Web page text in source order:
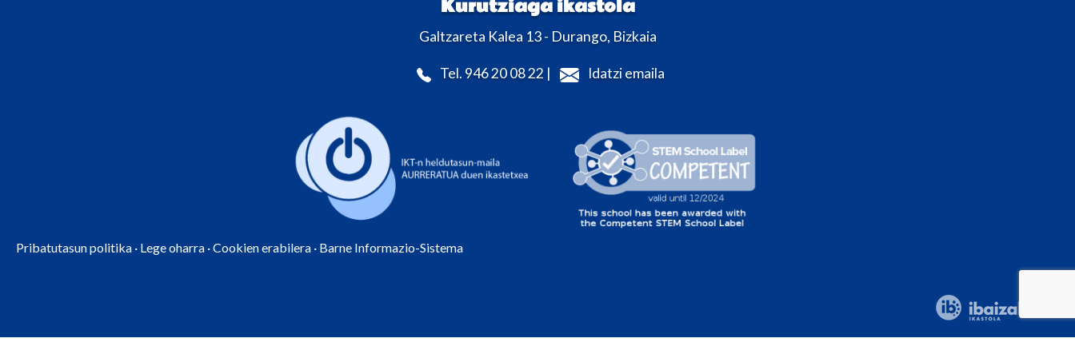
Kurutziaga ikastola
Galtzareta Kalea 13 - Durango, Bizkaia
Tel. 946 20 08 22 | Idatzi emaila
Pribatutasun politika · Lege oharra ·Cookien erabilera · Barne Informazio-Sistema